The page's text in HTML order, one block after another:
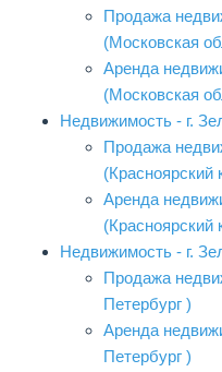
Продажа недвижимости -
(Московская
Аренда недвижимости - г.
(Московская
Продажа недвижимости -
(Красноярский
Аренда недвижимости - г.
(Красноярский
Продажа недвижимости - г.
Петербург )
Аренда недвижимости - г.
Петербург )